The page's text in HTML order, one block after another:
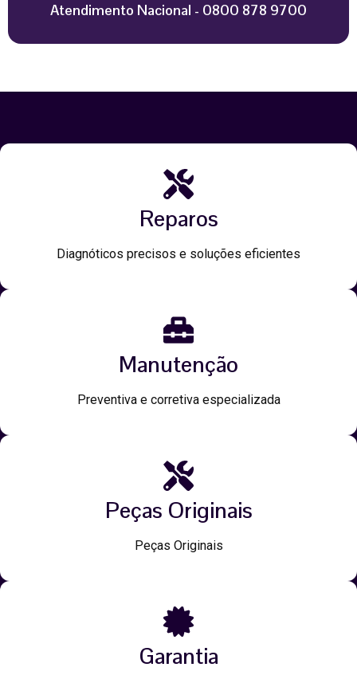
Atendimento Nacional - 0800 878 9700
Reparos
Diagnóticos precisos e soluções eficientes
Manutenção
Preventiva e corretiva especializada
Peças Originais
Peças Originais
Garantia